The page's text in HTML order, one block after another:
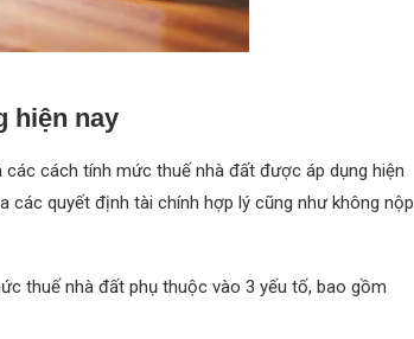
hiện nay
cách tính mức thuế nhà đất được áp dụng hiện
các quyết định tài chính hợp lý cũng như không nộp
thuế nhà đất phụ thuộc vào 3 yếu tố, bao gồm